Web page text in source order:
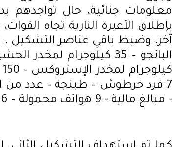
معلومات جنائية، حال تواجدهم
بإطلاق الأعيرة النارية تجاه
7 فرد خرطوش – طبنجة – عدد من
- مبالغ مالية - 9 هواتف محمولة – 6 قطع أسلحة بيضاء – ميزان حساس).